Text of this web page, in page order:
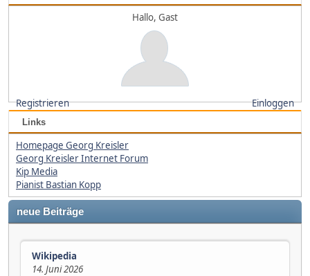
Hallo, Gast
Registrieren Einloggen
Links
Homepage Georg Kreisler
Georg Kreisler Internet Forum
Kip Media
Pianist Bastian Kopp
neue Beiträge
Wikipedia
14. Juni 2026